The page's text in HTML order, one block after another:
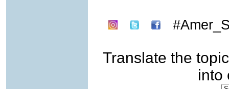
Translate the topic
into